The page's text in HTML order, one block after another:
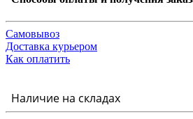
Самовывоз
Доставка курьером
Как оплатить
Наличие на складах